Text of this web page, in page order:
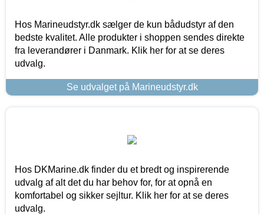
Hos Marineudstyr.dk sælger de kun bådudstyr af den
bedste kvalitet. Alle produkter i shoppen sendes direkte
fra leverandører i Danmark. Klik her for at se deres
udvalg.
Se udvalget på Marineudstyr.dk
Hos DKMarine.dk finder du et bredt og inspirerende
udvalg af alt det du har behov for, for at opnå en
komfortabel og sikker sejltur. Klik her for at se deres
udvalg.